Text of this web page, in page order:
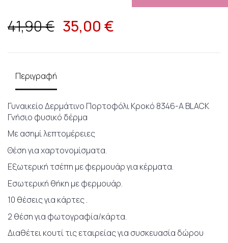
41,90 € 35,00 €
Περιγραφή
Γυναικείο Δερμάτινο Πορτοφόλι Κροκό 8346-A BLACK
Γνήσιο φυσικό δέρμα
Με ασημί λεπτομέρειες
Θέση για χαρτονομίσματα.
Εξωτερική τσέπη με φερμουάρ για κέρματα.
Εσωτερική θήκη με φερμουάρ.
10 θέσεις για κάρτες .
2 θέση για φωτογραφία/κάρτα.
Διαθέτει κουτί τις εταιρείας για συσκευασία δώρου